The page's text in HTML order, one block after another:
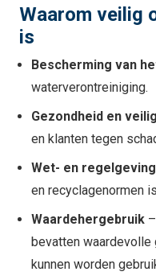
Waarom veilig
is
Bescherming van
waterverontreiniging.
Gezondheid en
en klanten tegen
Wet- en regelgeving
en recyclagenormen
Waardehergebruik
bevatten
kunnen worden